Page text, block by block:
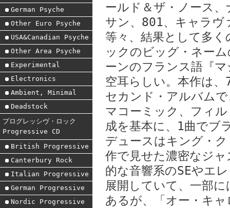
German Psyche
Other Euro Psyche
USA&Canadian Psyche
Other Area Psyche
Experimental
Electronics
Ambient, Minimal
Deadstock
プログレッシヴ・ロック
Progressive CD
British Progressive
Canterbury Rock
Italian Progressive
German Progressive
Nordic Progressive
ールド＆ザ・ノース
サン、801、キャラヴ
等々、結果として多
ックのビッグ・ネー
ーンのフランス語『
空耳らしい。本作は
セカンド・アルバム
マコーミック、フィ
成を基本に、1曲でブ
デュースはキング・
作で見せた濃密なジ
的な音響系のSEやエ
展開していて、一部
あるが、「オー・キ